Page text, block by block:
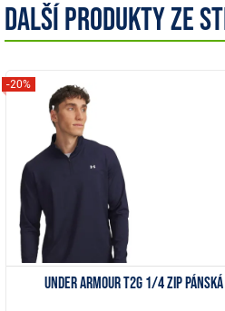
Další produkty ze
Under Armour T2G 1/4 Zip
-20%